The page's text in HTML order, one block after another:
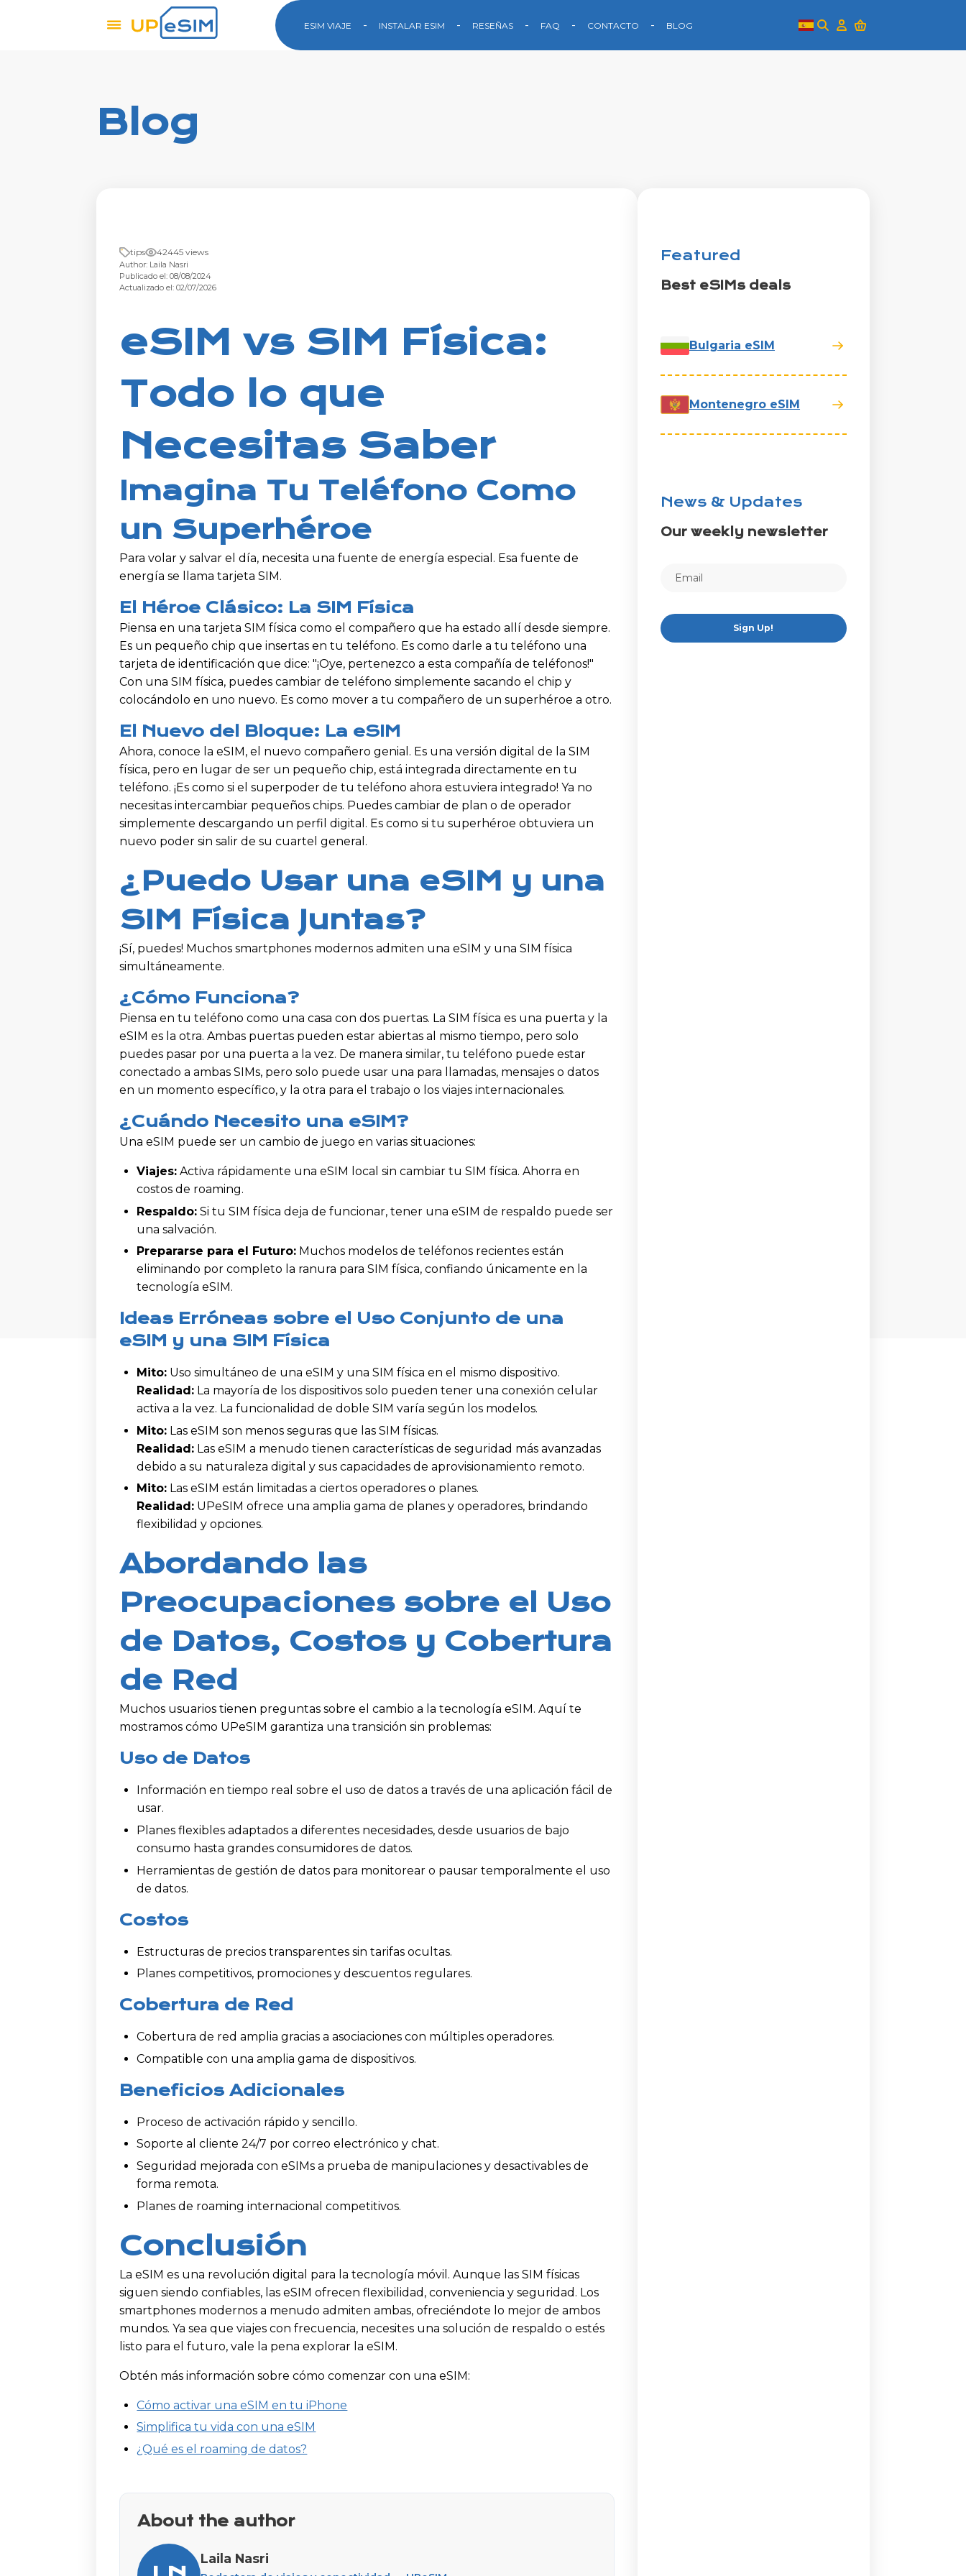
ESIM VIAJE INSTALAR ESIM RESEÑAS FAQ CONTACTO BLOG
Blog
tips 42445 views
Author: Laila Nasri
Publicado el: 08/08/2024
Actualizado el: 02/07/2026
eSIM vs SIM Física:
Todo lo que
Necesitas Saber
Imagina Tu Teléfono Como
un Superhéroe
Para volar y salvar el día, necesita una fuente de energía especial. Esa fuente de
energía se llama tarjeta SIM.
El Héroe Clásico: La SIM Física
Piensa en una tarjeta SIM física como el compañero que ha estado allí desde siempre.
Es un pequeño chip que insertas en tu teléfono. Es como darle a tu teléfono una
tarjeta de identificación que dice: "¡Oye, pertenezco a esta compañía de teléfonos!"
Con una SIM física, puedes cambiar de teléfono simplemente sacando el chip y
colocándolo en uno nuevo. Es como mover a tu compañero de un superhéroe a otro.
El Nuevo del Bloque: La eSIM
Ahora, conoce la eSIM, el nuevo compañero genial. Es una versión digital de la SIM
física, pero en lugar de ser un pequeño chip, está integrada directamente en tu
teléfono. ¡Es como si el superpoder de tu teléfono ahora estuviera integrado! Ya no
necesitas intercambiar pequeños chips. Puedes cambiar de plan o de operador
simplemente descargando un perfil digital. Es como si tu superhéroe obtuviera un
nuevo poder sin salir de su cuartel general.
¿Puedo Usar una eSIM y una
SIM Física Juntas?
¡Sí, puedes! Muchos smartphones modernos admiten una eSIM y una SIM física
simultáneamente.
¿Cómo Funciona?
Piensa en tu teléfono como una casa con dos puertas. La SIM física es una puerta y la
eSIM es la otra. Ambas puertas pueden estar abiertas al mismo tiempo, pero solo
puedes pasar por una puerta a la vez. De manera similar, tu teléfono puede estar
conectado a ambas SIMs, pero solo puede usar una para llamadas, mensajes o datos
en un momento específico, y la otra para el trabajo o los viajes internacionales.
¿Cuándo Necesito una eSIM?
Una eSIM puede ser un cambio de juego en varias situaciones:
Viajes: Activa rápidamente una eSIM local sin cambiar tu SIM física. Ahorra en
costos de roaming.
Respaldo: Si tu SIM física deja de funcionar, tener una eSIM de respaldo puede ser
una salvación.
Prepararse para el Futuro: Muchos modelos de teléfonos recientes están
eliminando por completo la ranura para SIM física, confiando únicamente en la
tecnología eSIM.
Ideas Erróneas sobre el Uso Conjunto de una
eSIM y una SIM Física
Mito: Uso simultáneo de una eSIM y una SIM física en el mismo dispositivo.
Realidad: La mayoría de los dispositivos solo pueden tener una conexión celular
activa a la vez. La funcionalidad de doble SIM varía según los modelos.
Mito: Las eSIM son menos seguras que las SIM físicas.
Realidad: Las eSIM a menudo tienen características de seguridad más avanzadas
debido a su naturaleza digital y sus capacidades de aprovisionamiento remoto.
Mito: Las eSIM están limitadas a ciertos operadores o planes.
Realidad: UPeSIM ofrece una amplia gama de planes y operadores, brindando
flexibilidad y opciones.
Abordando las
Preocupaciones sobre el Uso
de Datos, Costos y Cobertura
de Red
Muchos usuarios tienen preguntas sobre el cambio a la tecnología eSIM. Aquí te
mostramos cómo UPeSIM garantiza una transición sin problemas:
Uso de Datos
Información en tiempo real sobre el uso de datos a través de una aplicación fácil de
usar.
Planes flexibles adaptados a diferentes necesidades, desde usuarios de bajo
consumo hasta grandes consumidores de datos.
Herramientas de gestión de datos para monitorear o pausar temporalmente el uso
de datos.
Costos
Estructuras de precios transparentes sin tarifas ocultas.
Planes competitivos, promociones y descuentos regulares.
Cobertura de Red
Cobertura de red amplia gracias a asociaciones con múltiples operadores.
Compatible con una amplia gama de dispositivos.
Beneficios Adicionales
Proceso de activación rápido y sencillo.
Soporte al cliente 24/7 por correo electrónico y chat.
Seguridad mejorada con eSIMs a prueba de manipulaciones y desactivables de
forma remota.
Planes de roaming internacional competitivos.
Conclusión
La eSIM es una revolución digital para la tecnología móvil. Aunque las SIM físicas
siguen siendo confiables, las eSIM ofrecen flexibilidad, conveniencia y seguridad. Los
smartphones modernos a menudo admiten ambas, ofreciéndote lo mejor de ambos
mundos. Ya sea que viajes con frecuencia, necesites una solución de respaldo o estés
listo para el futuro, vale la pena explorar la eSIM.
Obtén más información sobre cómo comenzar con una eSIM:
Cómo activar una eSIM en tu iPhone
Simplifica tu vida con una eSIM
¿Qué es el roaming de datos?
About the author
Laila Nasri
Featured
Best eSIMs deals
Bulgaria eSIM
Montenegro eSIM
News & Updates
Our weekly newsletter
Sign Up!